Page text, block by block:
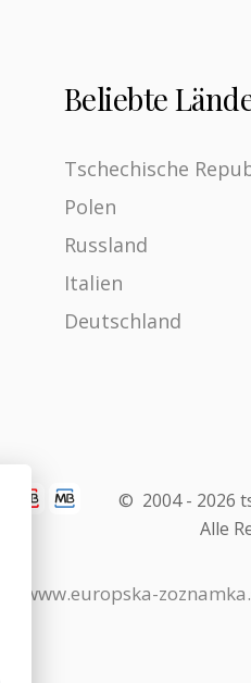
Beliebte
Tschechische
Polen
Russland
Italien
Deutschland
© 2004 - 2026
Alle
www.europska-